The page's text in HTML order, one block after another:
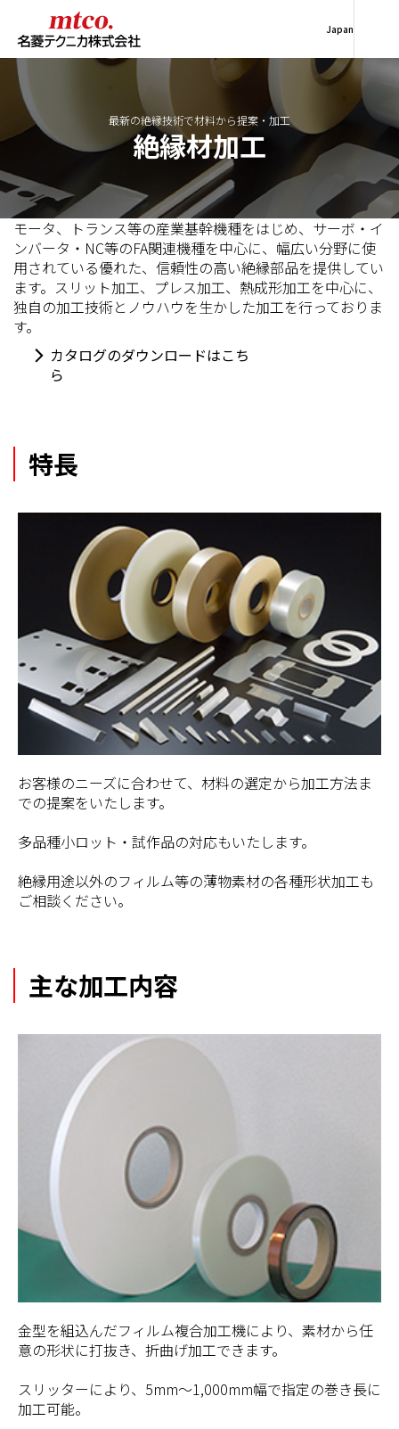
Japan
最新の絶縁技術で材料から提案・加工
絶縁材加工
モータ、トランス等の産業基幹機種をはじめ、サーボ・イ
ンバータ・NC等のFA関連機種を中心に、幅広い分野に使
用されている優れた、信頼性の高い絶縁部品を提供してい
ます。スリット加工、プレス加工、熱成形加工を中心に、
独自の加工技術とノウハウを生かした加工を行っておりま
す。
カタログのダウンロードはこち
ら
特長
お客様のニーズに合わせて、材料の選定から加工方法ま
での提案をいたします。
多品種小ロット・試作品の対応もいたします。
絶縁用途以外のフィルム等の薄物素材の各種形状加工も
ご相談ください。
主な加工内容
金型を組込んだフィルム複合加工機により、素材から任
意の形状に打抜き、折曲げ加工できます。
スリッターにより、5mm～1,000mm幅で指定の巻き長に
加工可能。